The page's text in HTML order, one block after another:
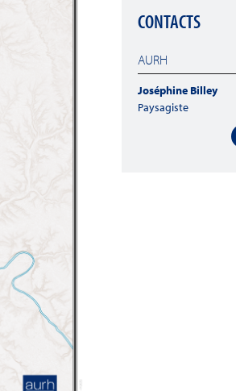
CONTACTS
AURH
Joséphine Billey
Paysagiste